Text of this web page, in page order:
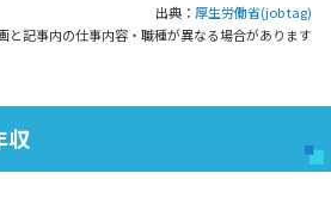
出典： 厚生労働省(job tag)
と記事内の仕事内容・職種が異なる場合があります
収